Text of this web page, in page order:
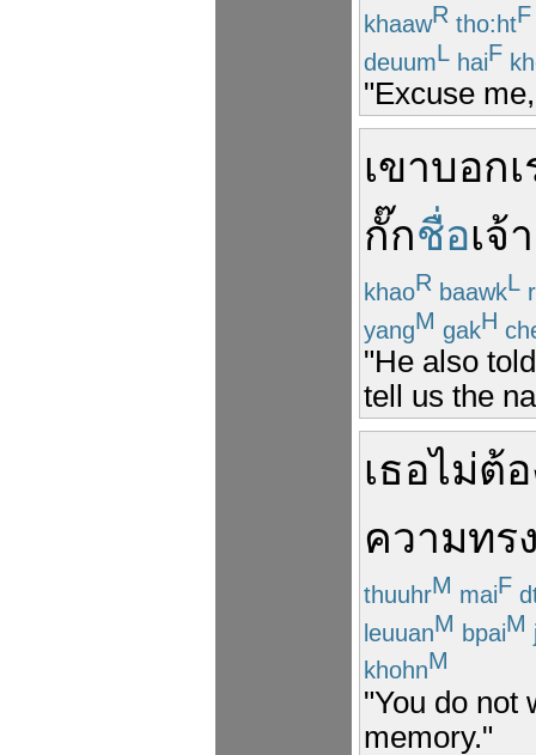
khaawR tho:htF
deuumL haiF
"Excuse
เขาบอก
กั๊กชื่อเจ้
khaoR baawkL
yangM gakH
"He also
tell us the
เธอไม่ต้
ความทร
thuuhrM maiF
leuuanM bpaiM
khohnM
"You do not
memory."